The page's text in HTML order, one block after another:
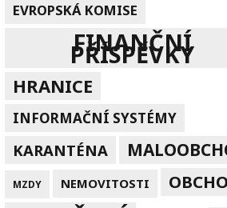
EVROPSKÁ KOMISE
FINANČNÍ
PŘÍSPĚVKY
HRANICE
INFORMAČNÍ SYSTÉMY
KARANTÉNA
MZDY NEMOVITOSTI